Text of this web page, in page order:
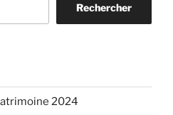
Rechercher
2024